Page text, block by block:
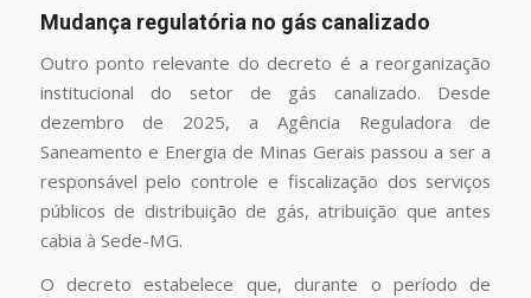
Mudança regulatória no gás canalizado
Outro ponto relevante do decreto é a reorganização
institucional do setor de gás canalizado. Desde
dezembro de 2025, a Agência Reguladora de
Saneamento e Energia de Minas Gerais passou a ser a
responsável pelo controle e fiscalização dos serviços
públicos de distribuição de gás, atribuição que antes
cabia à Sede-MG.
O decreto estabelece que, durante o período de